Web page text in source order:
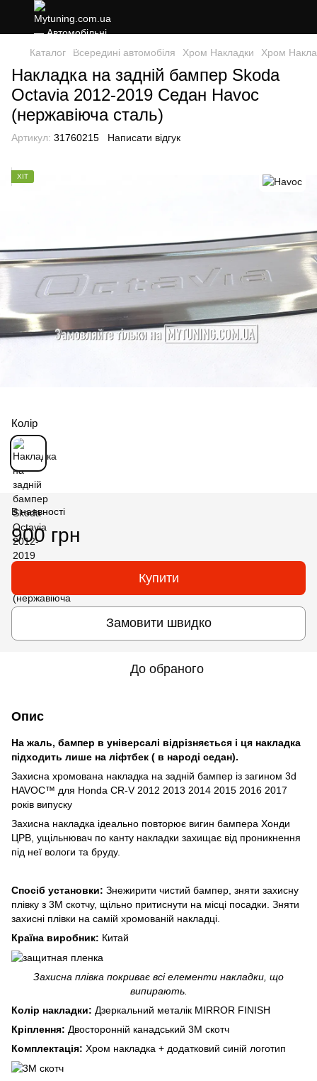
Каталог Всередині автомобіля Хром Накладки Хром
Накладка на задній бампер Skoda
Octavia 2012-2019 Седан Havoc
(нержавіюча сталь)
Артикул: 31760215 Написати відгук
ХІТ
Колір
В наявності
900 грн
Купити
Замовити швидко
До обраного
Опис
На жаль, бампер в універсалі відрізняється і ця накладка
підходить лише на ліфтбек ( в народі седан).
Захисна хромована накладка на задній бампер із загином 3d
HAVOC™ для Honda CR-V 2012 2013 2014 2015 2016 2017
років випуску
Захисна накладка ідеально повторює вигин бампера Хонди
ЦРВ, ущільнювач по канту накладки захищає від проникнення
під неї вологи та бруду.
Спосіб установки: Знежирити чистий бампер, зняти захисну
плівку з 3М скотчу, щільно притиснути на місці посадки. Зняти
захисні плівки на самій хромованій накладці.
Країна виробник: Китай
Захисна плівка покриває всі елементи накладки, що
випирають.
Колір накладки: Дзеркальний металік MIRROR FINISH
Кріплення: Двосторонній канадський 3М скотч
Комплектація: Хром накладка + додатковий синій логотип